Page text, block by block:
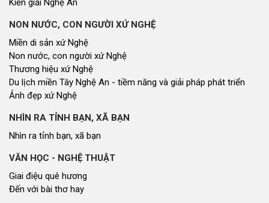
Kiến giải Nghệ An
NON NƯỚC, CON NGƯỜI XỨ NGHỆ
Miền di sản xứ Nghệ
Non nước, con người xứ Nghệ
Thương hiệu xứ Nghệ
Du lịch miền Tây Nghệ An - tiềm năng và giải pháp phát triển
Ảnh đẹp xứ Nghệ
NHÌN RA TỈNH BẠN, XÃ BẠN
Nhìn ra tỉnh bạn, xã bạn
VĂN HỌC - NGHỆ THUẬT
Giai điệu quê hương
Đến với bài thơ hay